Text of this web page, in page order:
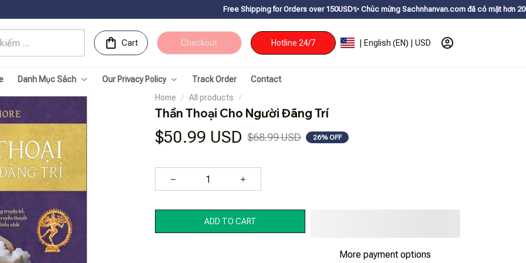
Free Shipping for Orders over 150USDㅤ✨ Chúc mừng Sachnhanvan.com đã có mặt hơn 200 quốc gia như
Cart Checkout Hotline 24/7 | English (EN) | USD
Danh Mục Sách Our Privacy Policy Track Order
Contact
Home
All products
Thần Thoại Cho Người Đãng Trí
$50.99 USD $68.99 USD 26% OFF
ADD TO CART
More payment options